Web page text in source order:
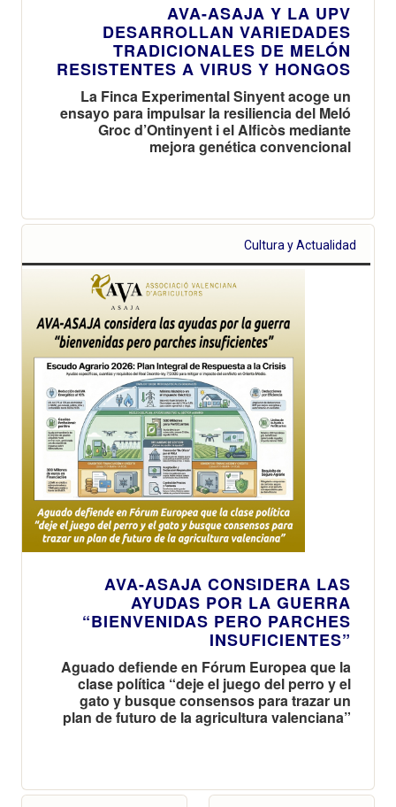
AVA-ASAJA Y LA UPV
DESARROLLAN VARIEDADES
TRADICIONALES DE MELÓN
RESISTENTES A VIRUS Y HONGOS
La Finca Experimental Sinyent acoge un
ensayo para impulsar la resiliencia del Meló
Groc d’Ontinyent i el Alficòs mediante
mejora genética convencional
Cultura y Actualidad
AVA-ASAJA CONSIDERA LAS
AYUDAS POR LA GUERRA
“BIENVENIDAS PERO PARCHES
INSUFICIENTES”
Aguado defiende en Fórum Europea que la
clase política “deje el juego del perro y el
gato y busque consensos para trazar un
plan de futuro de la agricultura valenciana”